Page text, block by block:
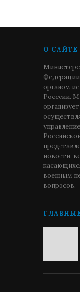
О САЙТЕ
Федерации
органом
Росссии.
новости,
военным
вопросов.